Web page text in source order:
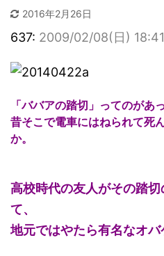
2016年2月26日
637: 2009/02/08(日)
「ババアの踏切」ってのがあっ
昔そこで電車にはねられて死
か。
高校時代の友人がその踏
て、
地元ではやたら有名なオバ